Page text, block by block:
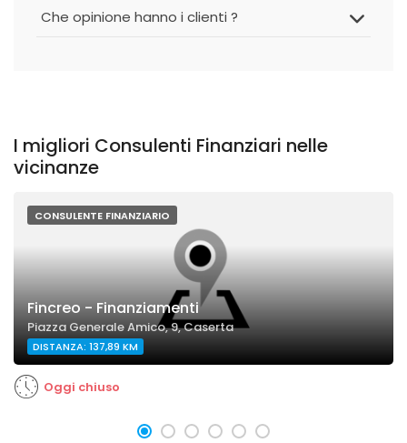
Che opinione hanno i clienti ?
I migliori Consulenti Finanziari nelle
vicinanze
CONSULENTE FINANZIARIO
Fincreo - Finanziamenti
Piazza Generale Amico, 9, Caserta
DISTANZA: 137,89 KM
Oggi chiuso